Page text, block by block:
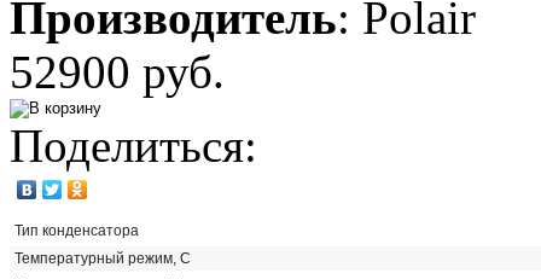
Производитель: Polair
52900 руб.
Поделиться:
Тип конденсатора
Температурный режим, С